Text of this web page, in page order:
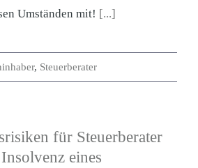
Umständen mit! [...]
, Steuerberater
für Steuerberater
eines